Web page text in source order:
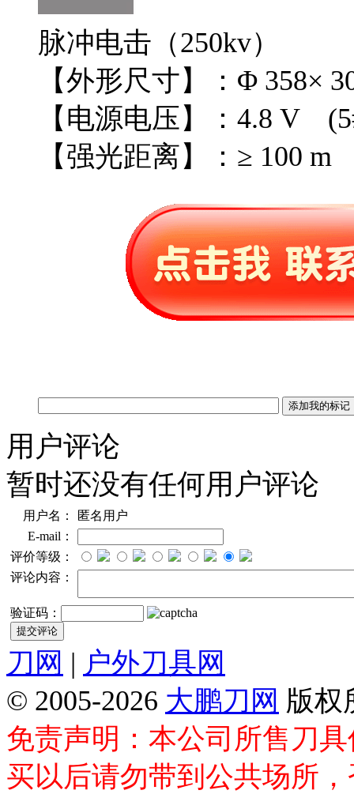
脉冲电击（250kv）
【外形尺寸】：Φ 358×
【电源电压】：4.8 V
【强光距离】：≥ 100 m
用户评论
暂时还没有任何用户评论
用户名：
匿名用户
E-mail：
评价等级：
评论内容：
验证码：
刀网 | 户外刀具网
© 2005-2026 大鹏刀网 版权
免责声明：本公司所售刀
买以后请勿带到公共场所